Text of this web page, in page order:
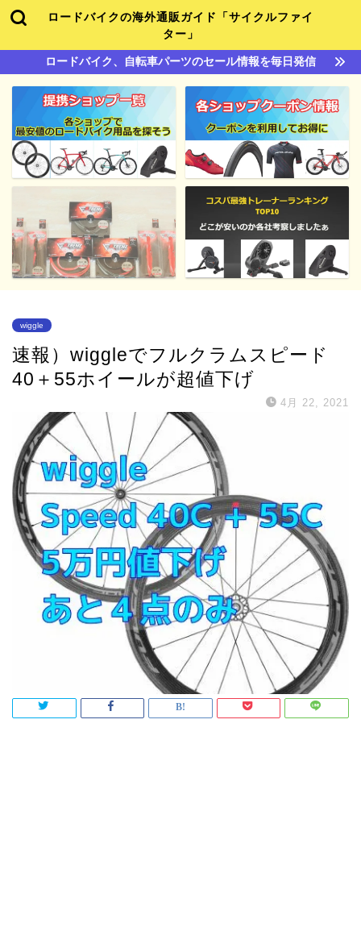
ロードバイクの海外通販ガイド「サイクルファイ
ター」
ロードバイク、自転車パーツのセール情報を毎日発信
wiggle
速報）wiggleでフルクラムスピード
40＋55ホイールが超値下げ
4月 22, 2021